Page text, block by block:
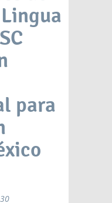
para